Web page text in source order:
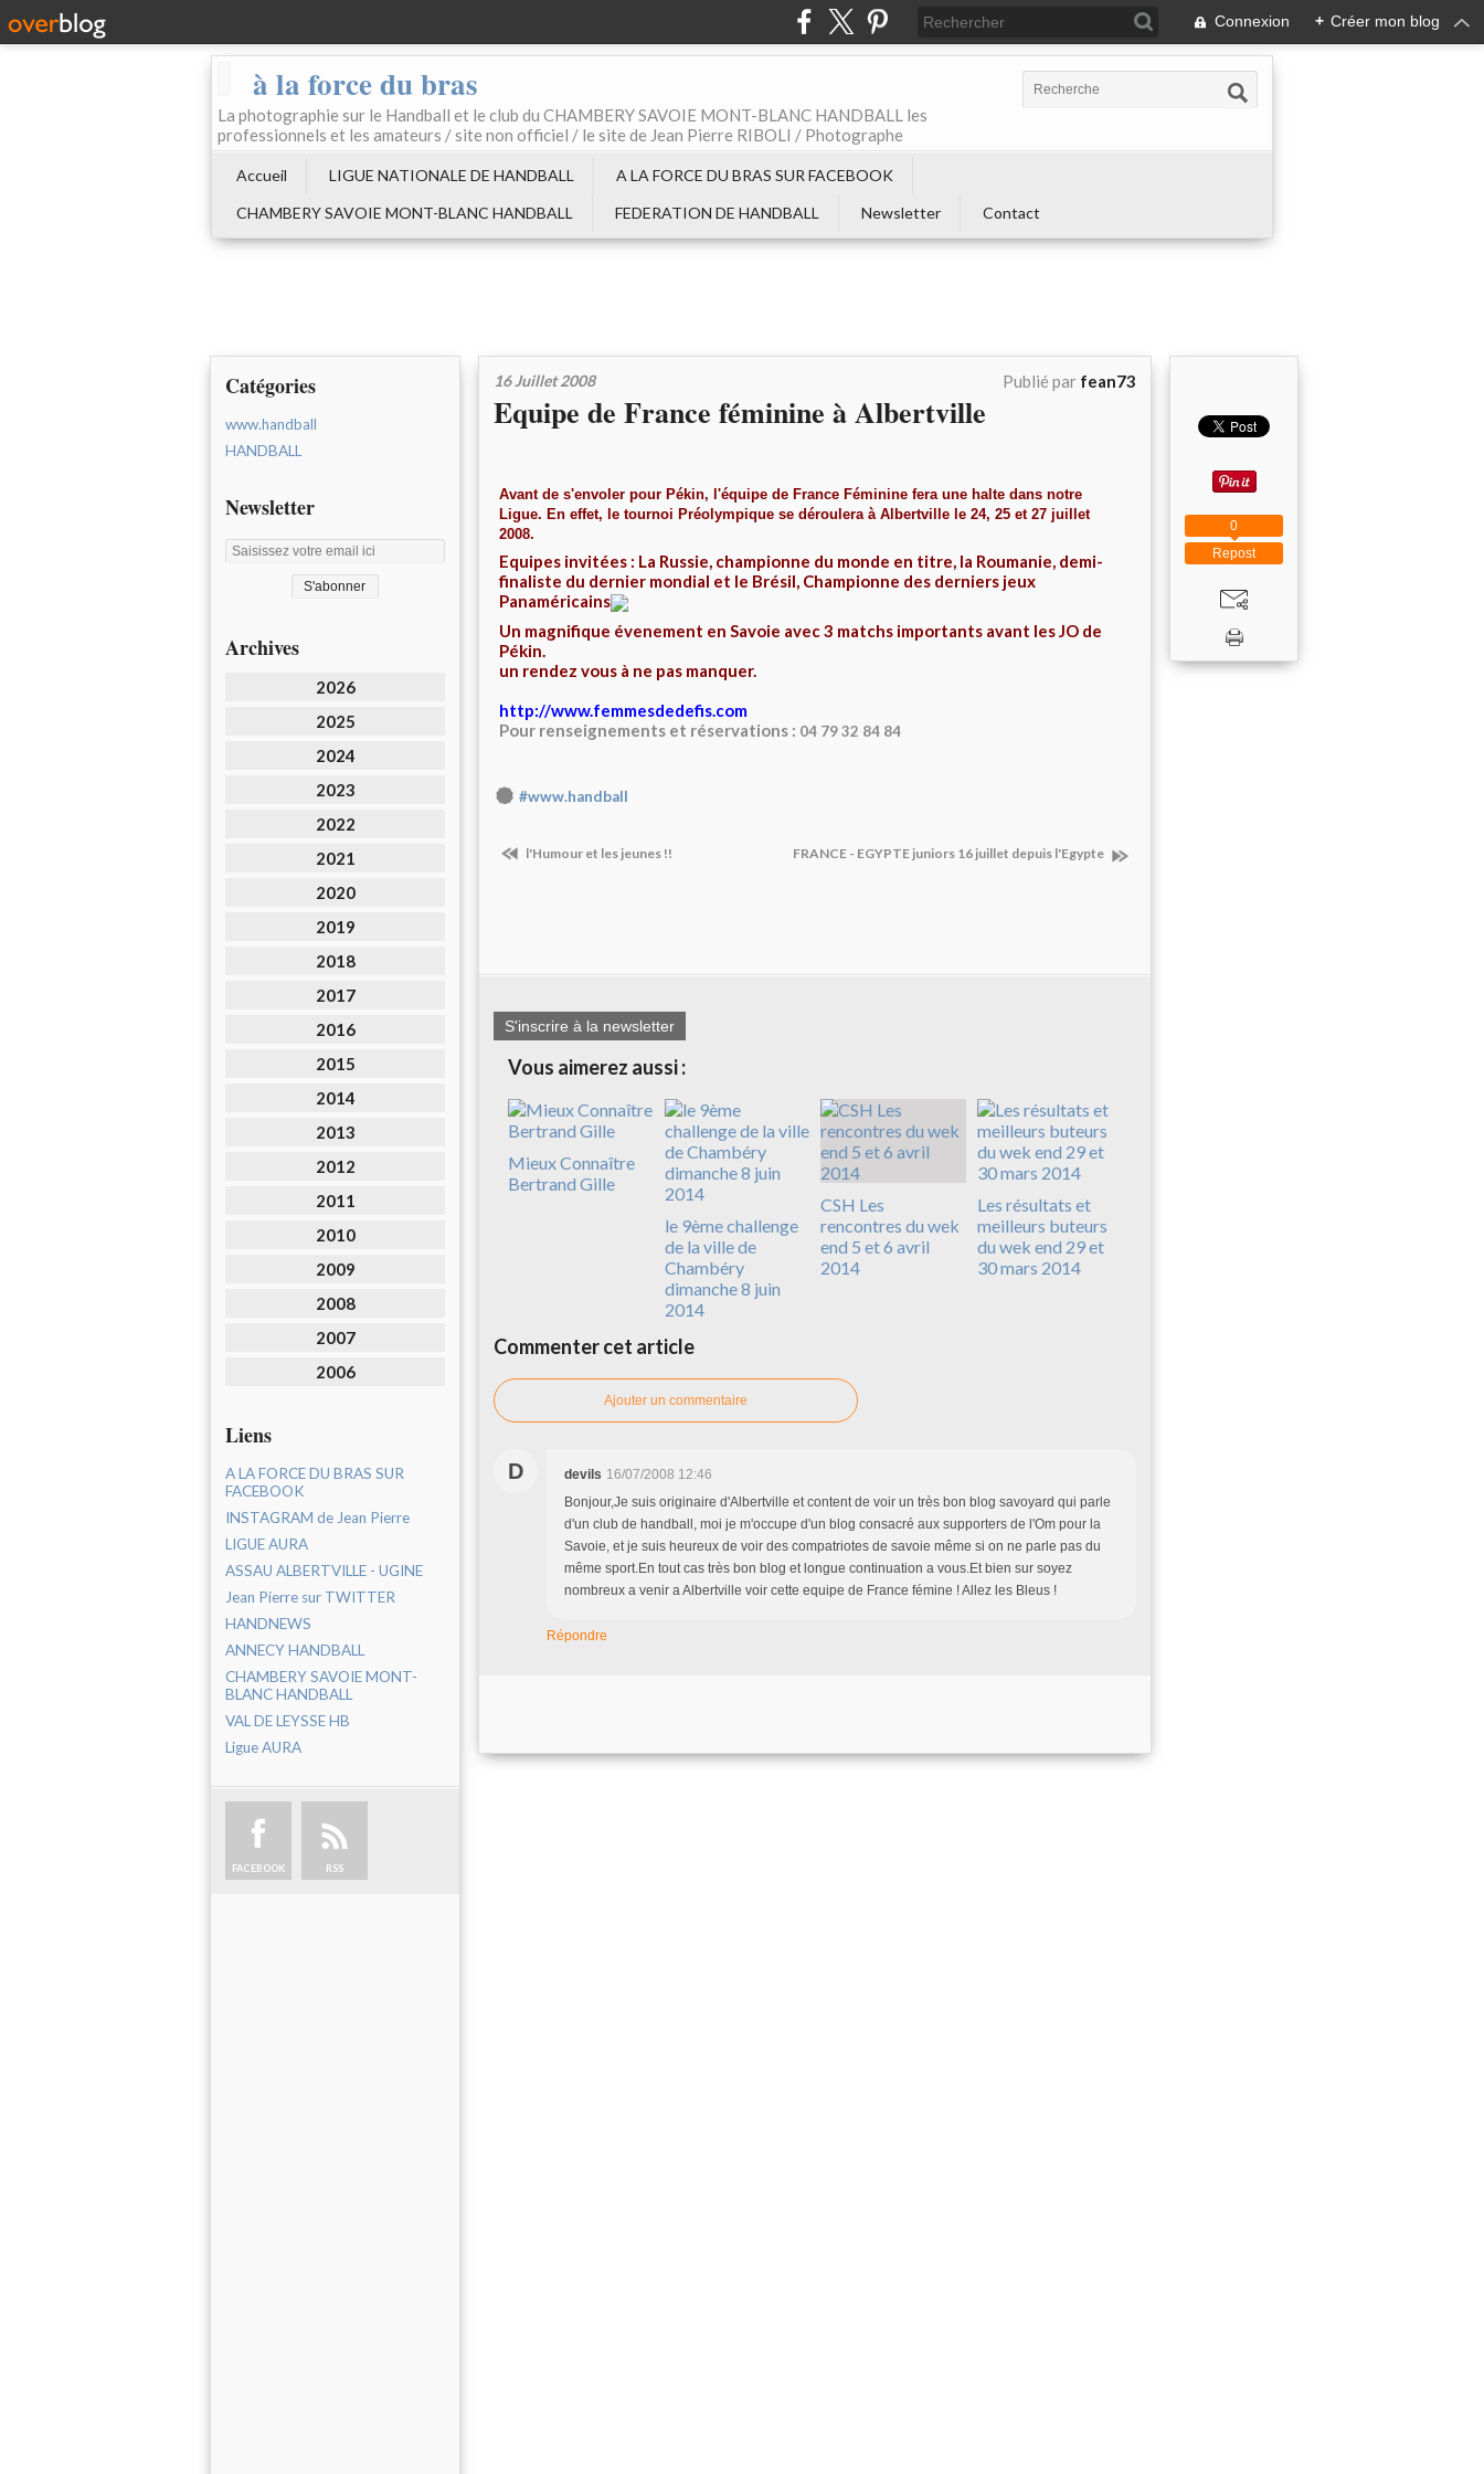
Connexion + Créer mon blog
à la force du bras
La photographie sur le Handball et le club du CHAMBERY SAVOIE MONT-BLANC HANDBALL les
professionnels et les amateurs / site non officiel / le site de Jean Pierre RIBOLI / Photographe
Accueil LIGUE NATIONALE DE HANDBALL
A LA FORCE DU BRAS SUR FACEBOOK
CHAMBERY SAVOIE MONT-BLANC HANDBALL
FEDERATION DE HANDBALL Newsletter Contact
Catégories
www.handball
HANDBALL
Newsletter
Archives
2026
2025
2024
2023
2022
2021
2020
2019
2018
2017
2016
2015
2014
2013
2012
2011
2010
2009
2008
2007
2006
Liens
A LA FORCE DU BRAS SUR
FACEBOOK
INSTAGRAM de Jean Pierre
LIGUE AURA
ASSAU ALBERTVILLE - UGINE
Jean Pierre sur TWITTER
HANDNEWS
ANNECY HANDBALL
CHAMBERY SAVOIE MONT-
BLANC HANDBALL
VAL DE LEYSSE HB
Ligue AURA
FACEBOOK RSS
16 Juillet 2008 Publié par fean73
Equipe de France féminine à Albertville
Avant de s'envoler pour Pékin, l'équipe de France Féminine fera une halte dans notre
Ligue. En effet, le tournoi Préolympique se déroulera à Albertville le 24, 25 et 27 juillet
2008.
Equipes invitées : La Russie, championne du monde en titre, la Roumanie, demi-
finaliste du dernier mondial et le Brésil, Championne des derniers jeux
Panaméricains
Un magnifique évenement en Savoie avec 3 matchs importants avant les JO de
Pékin.
un rendez vous à ne pas manquer.
http://www.femmesdedefis.com
Pour renseignements et réservations : 04 79 32 84 84
#www.handball
l'Humour et les jeunes !! FRANCE - EGYPTE juniors 16 juillet depuis l'Egypte
S'inscrire à la newsletter
Vous aimerez aussi :
Mieux Connaître
Bertrand Gille
le 9ème challenge
de la ville de
Chambéry
dimanche 8 juin
2014
CSH Les
rencontres du wek
end 5 et 6 avril
2014
Les résultats et
meilleurs buteurs
du wek end 29 et
30 mars 2014
Commenter cet article
Ajouter un commentaire
D devils 16/07/2008 12:46
Bonjour,Je suis originaire d'Albertville et content de voir un très bon blog savoyard qui parle
d'un club de handball, moi je m'occupe d'un blog consacré aux supporters de l'Om pour la
Savoie, et je suis heureux de voir des compatriotes de savoie même si on ne parle pas du
même sport.En tout cas très bon blog et longue continuation a vous.Et bien sur soyez
nombreux a venir a Albertville voir cette equipe de France fémine ! Allez les Bleus !
Répondre
Repost
0